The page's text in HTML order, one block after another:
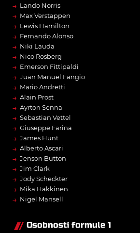
→ Lando Norris
→ Max Verstappen
→ Lewis Hamilton
→ Fernando Alonso
→ Niki Lauda
→ Nico Rosberg
→ Emerson Fittipaldi
→ Juan Manuel Fangio
→ Mario Andretti
→ Alain Prost
→ Ayrton Senna
→ Sebastian Vettel
→ Giuseppe Farina
→ James Hunt
→ Alberto Ascari
→ Jenson Button
→ Jim Clark
→ Jody Scheckter
→ Mika Häkkinen
→ Nigel Mansell
Osobnosti formule 1